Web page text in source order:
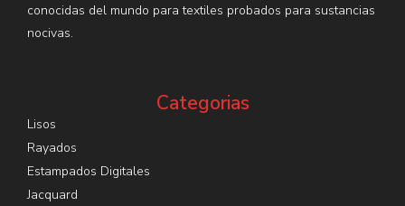
conocidas del mundo para textiles probados para sustancias
nocivas.
Categorias
Lisos
Rayados
Estampados Digitales
Jacquard